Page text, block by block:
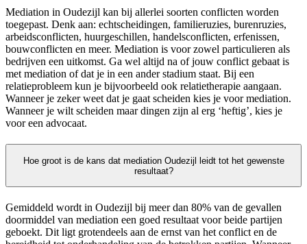
Mediation in Oudezijl kan bij allerlei soorten conflicten worden
toegepast. Denk aan: echtscheidingen, familieruzies, burenruzies,
arbeidsconflicten, huurgeschillen, handelsconflicten, erfenissen,
bouwconflicten en meer. Mediation is voor zowel particulieren als
bedrijven een uitkomst. Ga wel altijd na of jouw conflict gebaat is
met mediation of dat je in een ander stadium staat. Bij een
relatieprobleem kun je bijvoorbeeld ook relatietherapie aangaan.
Wanneer je zeker weet dat je gaat scheiden kies je voor mediation.
Wanneer je wilt scheiden maar dingen zijn al erg ‘heftig’, kies je
voor een advocaat.
Hoe groot is de kans dat mediation Oudezijl leidt tot het gewenste
resultaat?
Gemiddeld wordt in Oudezijl bij meer dan 80% van de gevallen
doormiddel van mediation een goed resultaat voor beide partijen
geboekt. Dit ligt grotendeels aan de ernst van het conflict en de